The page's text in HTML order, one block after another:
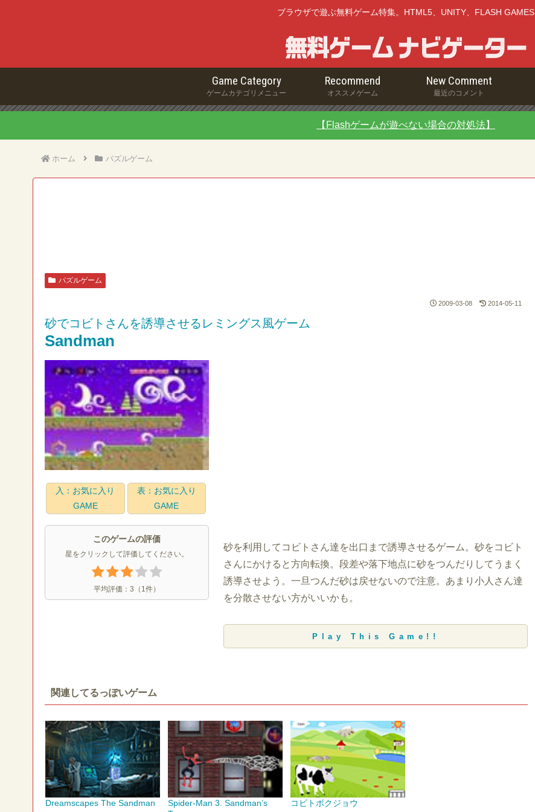
ブラウザで遊ぶ無料ゲーム特集。HTML5、UNITY、FLASH GAMES
Game Category
ゲームカテゴリメニュー
Recommend
オススメゲーム
New Comment
最近のコメント
【Flashゲームが遊べない場合の対処法】
ホーム パズルゲーム
パズルゲーム
2009-03-08 2014-05-11
砂でコビトさんを誘導させるレミングス風ゲーム
Sandman
入：お気に入り
GAME
表：お気に入り
GAME
このゲームの評価
星をクリックして評価してください。
平均評価： 3 （ 1 件）
砂を利用してコビトさん達を出口まで誘導させるゲーム。砂をコビト
さんにかけると方向転換。段差や落下地点に砂をつんだりしてうまく
誘導させよう。一旦つんだ砂は戻せないので注意。あまり小人さん達
を分散させない方がいいかも。
Play This Game!!
関連してるっぽいゲーム
Dreamscapes The Sandman
Spider-Man 3. Sandman’s
コビトボクジョウ